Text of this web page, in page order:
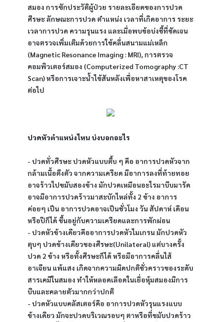
สมอง การซักประวัติผู้ป่วย รายละเอียดของการปวด
ศีรษะ ลักษณะการปวด ตำแหน่ง เวลาที่เกิดอาการ ระยะ
เวลาการปวด ความรุนแรง และเมื่อพบข้อบ่งชี้ที่ชัดเจน
อาจตรวจเพิ่มเติมด้วยการใช้คลื่นสนามแม่เหล็ก
(Magnetic Resonance Imaging : MRI), การตรวจ
คอมพิวเตอร์สมอง (Computerized Tomography :CT
Scan) หรือการเจาะน้ำไข้สันหลังเพื่อหาสาเหตุของโรค
ต่อไป
ปวดหัวตำแหน่งไหน บ่งบอกอะไร
- ปวดทั่วศีรษะ ปวดหัวแบบตึ้บ ๆ คือ อาการปวดหัวจาก
กล้ามเนื้อตึงตัว จากความเครียด มีอาการลงที่ท้ายทอย
อาจร้าวไปขมับสองข้าง มักปวดเหมือนอะไรมาบีบมารัด
อาจมีอาการปวดร้าวมาสะบักไหล่ทั้ง 2 ข้าง อาการ
ค่อยๆ เป็น อาการปวดอาจเป็นชั่วโมง วัน สัปดาห์ เดือน
หรือปีก็ได้ ขึ้นอยู่กับความเครียดและการพักผ่อน
- ปวดหัวข้างเดียวคืออาการปวดหัวไมเกรน มักปวดหัว
ตุบๆ ปวดข้างเดียวของศีรษะ(Unilateral) แต่บางครั้ง
ปวด 2 ข้าง หรือทั้งศีรษะก็ได้ หรือมีอาการคลื่นไส้
อาเจียน แพ้แสง เกิดจากความผิดปกติชั่วคราวของระดับ
สารเคมีในสมอง ทำให้หลอดเลือดในเยื่อหุ้มสมองมีการ
บีบและคลายตัวมากกว่าปกติ
- ปวดหัวแบบคลัสเตอร์คือ อาการปวดหัวรุนแรงแบบ
ข้างเดียว มักจะปวดบริเวณรอบๆ ตาหรือที่ขมับปวดร้าว